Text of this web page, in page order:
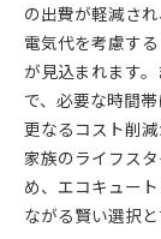
の出費が軽減さ
電気代を考慮す
が見込まれます
で、必要な時間
更なるコスト削
家族のライフス
め、エコキュー
ながる賢い選択と